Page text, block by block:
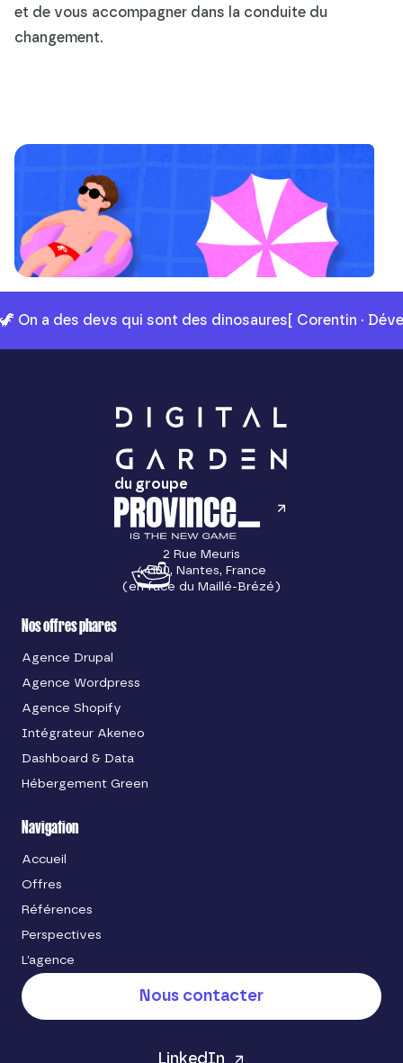
et de vous accompagner dans la conduite du
changement.
🦖 On a des devs qui sont des dinosaures [ Corentin ·
du groupe
2 Rue Meuris
44100, Nantes, France
(en face du Maillé-Brézé)
Nos offres phares
Agence Drupal
Agence Wordpress
Agence Shopify
Intégrateur Akeneo
Dashboard & Data
Hébergement Green
Navigation
Accueil
Offres
Références
Perspectives
L’agence
Nous contacter
LinkedIn